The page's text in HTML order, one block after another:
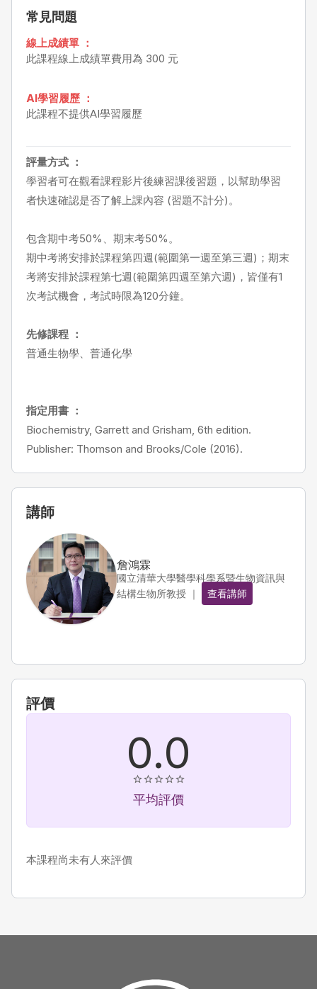
常見問題
線上成績單 ：
此課程線上成績單費用為 300 元
AI學習履歷 ：
此課程不提供AI學習履歷
評量方式 ：
學習者可在觀看課程影片後練習課後習題，以幫助學習
者快速確認是否了解上課內容 (習題不計分)。
包含期中考50%、期末考50%。
期中考將安排於課程第四週(範圍第一週至第三週)；期末
考將安排於課程第七週(範圍第四週至第六週)，皆僅有1
次考試機會，考試時限為120分鐘。
先修課程 ：
普通生物學、普通化學
指定用書 ：
Biochemistry, Garrett and Grisham, 6th edition.
Publisher: Thomson and Brooks/Cole (2016).
講師
詹鴻霖
國立清華大學醫學科學系暨生物資訊與
結構生物所教授 ｜
查看講師
評價
0.0
平均評價
本課程尚未有人來評價